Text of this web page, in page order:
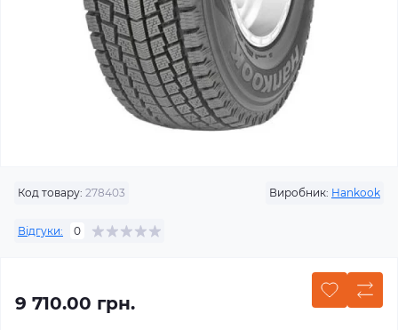
Код товару: 278403 Виробник: Hankook
Відгуки: 0
9 710.00 грн.